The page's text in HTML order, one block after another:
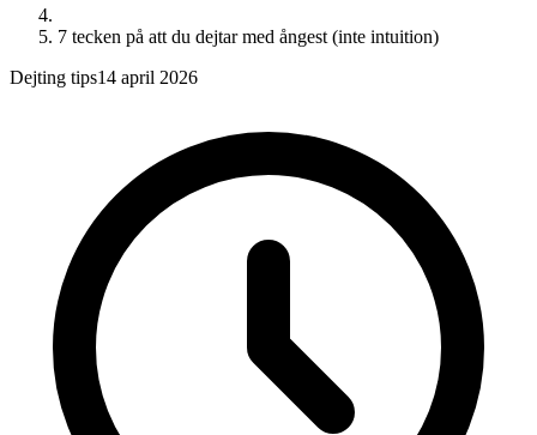
7 tecken på att du dejtar med ångest (inte intuition)
Dejting tips14 april 2026